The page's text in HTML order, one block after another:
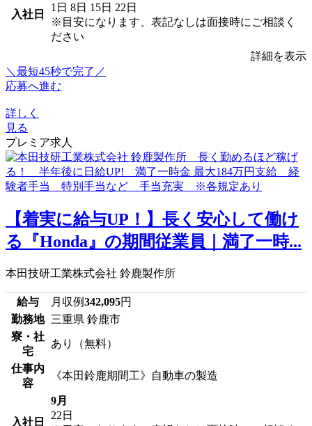
入社日
1日 8日 15日 22日
※目安になります、表記なしは面接時にご相談く
ださい
詳細を表示
＼最短45秒で完了／
応募へ進む
詳しく
見る
プレミア求人
【着実に給与UP！】長く安心して働け
る『Honda』の期間従業員｜満了一時...
本田技研工業株式会社 鈴鹿製作所
給与 月収例342,095円
勤務地 三重県 鈴鹿市
寮・社
宅
あり（無料）
仕事内
容
《本田鈴鹿期間工》自動車の製造
入社日
9月
22日